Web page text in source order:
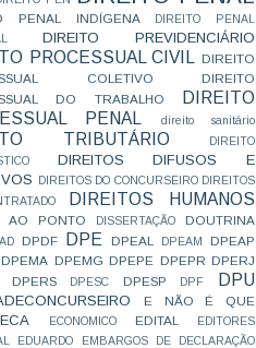
PENAL INDÍGENA
DIREITO PENAL
DIREITO PREVIDENCIÁRIO
PROCESSUAL CIVIL
DIREITO
COLETIVO
DIREITO
DO TRABALHO
DIREITO
PENAL
direito sanitário
TRIBUTÁRIO
DIREITO
DIREITOS DIFUSOS E
DIREITOS DO CONCURSEIRO DIREITOS
DIREITOS HUMANOS
AO PONTO DISSERTAÇÃO DOUTRINA
DPDF DPE DPEAL DPEAM
DPEAP
DPEMA DPEMG DPEPE DPEPR DPERJ
DPERS DPESC DPESP DPF DPU
E NÃO É QUE
ECA ECONOMICO EDITAL
EDITORES
EDUARDO
EMBARGOS DE DECLARAÇÃO